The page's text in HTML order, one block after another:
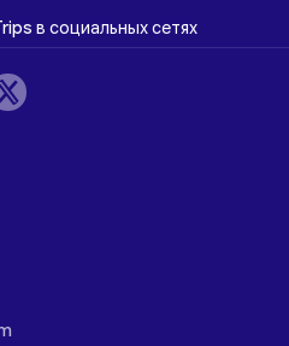
в социальных сетях